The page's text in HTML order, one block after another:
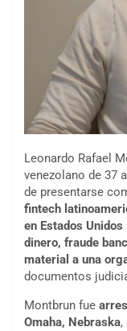
Leonardo Rafael
venezolano de 37
de presentarse
fintech
en Estados Unidos
dinero, fraude
material a una
documentos
Montbrun fue
Omaha, Nebraska,